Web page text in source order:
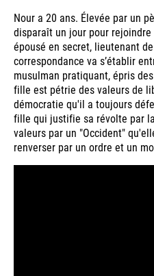
Nour a 20 ans. Élevée par un
disparaît un jour pour rejoindre
épousé en secret, lieutenant
correspondance va s’établir
musulman pratiquant, épris
fille est pétrie des valeurs de
démocratie qu'il a toujours
fille qui justifie sa révolte par
valeurs par un "Occident"
renverser par un ordre et un